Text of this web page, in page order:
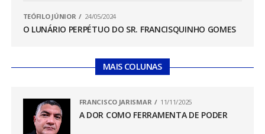
TEÓFILO JÚNIOR 24/05/2024
O LUNÁRIO PERPÉTUO DO SR. FRANCISQUINHO GOMES
MAIS COLUNAS
FRANCISCO JARISMAR 11/11/2025
A DOR COMO FERRAMENTA DE PODER